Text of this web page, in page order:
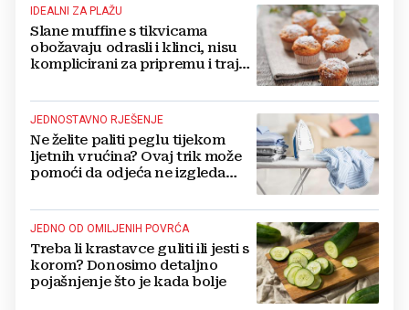
IDEALNI ZA PLAŽU
Slane muffine s tikvicama
obožavaju odrasli i klinci, nisu
komplicirani za pripremu i traju
JEDNOSTAVNO RJEŠENJE
Ne želite paliti peglu tijekom
ljetnih vrućina? Ovaj trik može
pomoći da odjeća ne izgleda
JEDNO OD OMILJENIH POVRĆA
Treba li krastavce guliti ili jesti s
korom? Donosimo detaljno
pojašnjenje što je kada bolje